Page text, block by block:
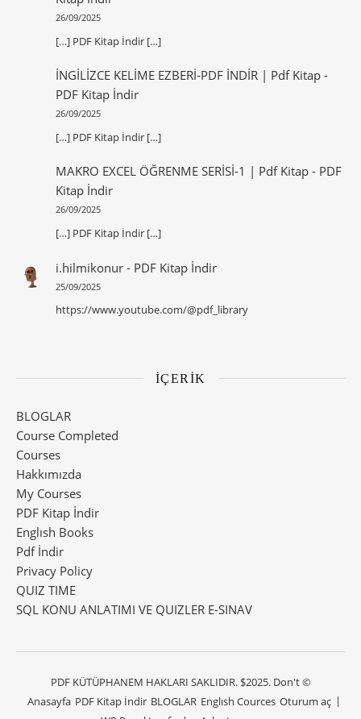
26/09/2025
[…] PDF Kitap İndir […]
İNGİLİZCE KELİME EZBERİ-PDF İNDİR | Pdf Kitap-
PDF Kitap İndir
26/09/2025
[…] PDF Kitap İndir […]
MAKRO EXCEL ÖĞRENME SERİSİ-1 | Pdf Kitap- PDF
Kitap İndir
26/09/2025
[…] PDF Kitap İndir […]
i.hilmikonur- PDF Kitap İndir
25/09/2025
https://www.youtube.com/@pdf_library
İÇERİK
BLOGLAR
Course Completed
Courses
Hakkımızda
My Courses
PDF Kitap İndir
Englısh Books
Pdf İndir
Privacy Policy
QUIZ TIME
SQL KONU ANLATIMI VE QUIZLER E-SINAV
PDF KÜTÜPHANEM HAKLARI SAKLIDIR. $2025. Don't ©
Anasayfa PDF Kitap İndir BLOGLAR Englısh Cources Oturum aç